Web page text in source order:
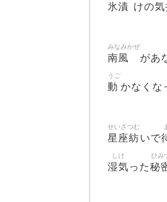
氷漬 けの気
南風
みなみかぜ
があ
動
うご
かなくな
星座紡
せいざつむ
いで
湿気
しけ
った秘
ひみ